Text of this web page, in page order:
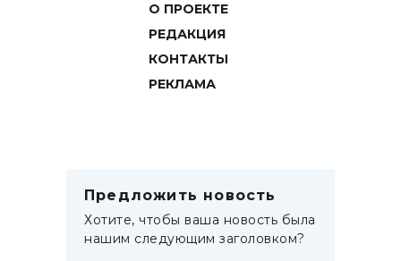
О ПРОЕКТЕ
РЕДАКЦИЯ
КОНТАКТЫ
РЕКЛАМА
Предложить новость
Хотите, чтобы ваша новость была
нашим следующим заголовком?